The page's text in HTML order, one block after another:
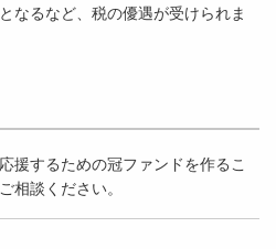
なるなど、税の優遇が受けられま
援するための冠ファンドを作るこ
相談ください。